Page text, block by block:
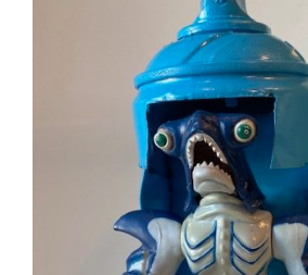
AJOUTER AU PANIER
DÉTAILS